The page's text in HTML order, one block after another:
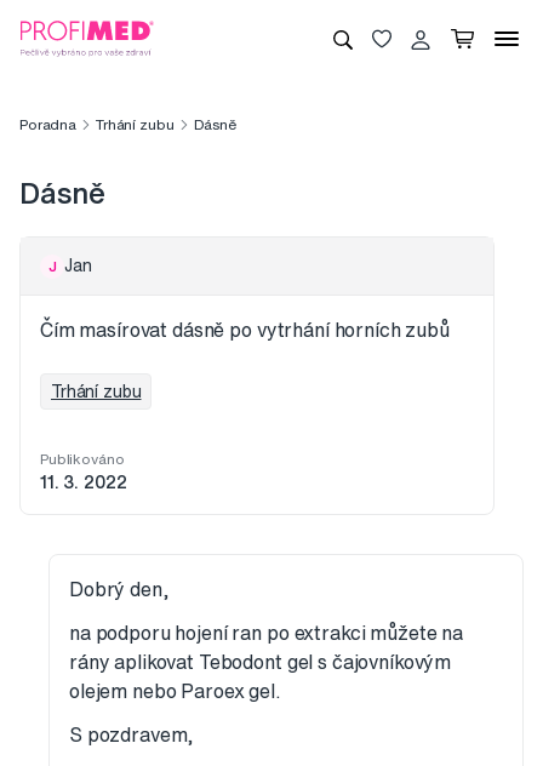
Poradna Trhání zubu Dásně
Dásně
J Jan
Čím masírovat dásně po vytrhání horních zubů
Trhání zubu
Publikováno
11. 3. 2022
Dobrý den,
na podporu hojení ran po extrakci můžete na
rány aplikovat Tebodont gel s čajovníkovým
olejem nebo Paroex gel.
S pozdravem,